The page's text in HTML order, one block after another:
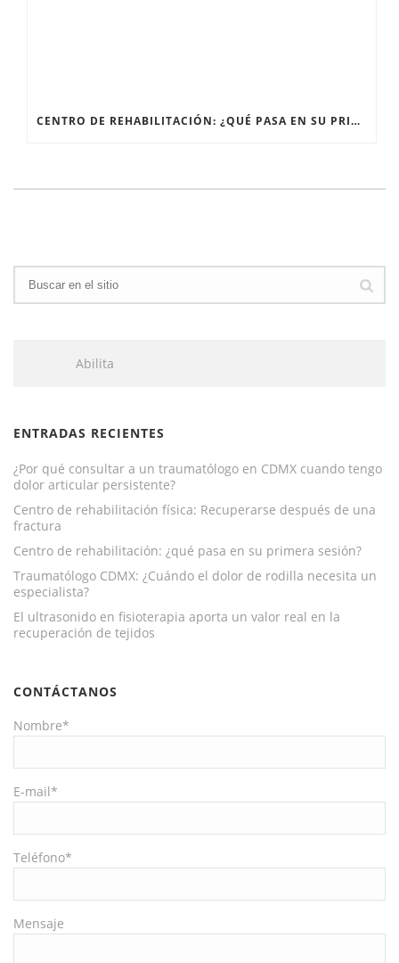
CENTRO DE REHABILITACIÓN: ¿QUÉ PASA EN SU PRIMERA SESIÓN?
Abilita
ENTRADAS RECIENTES
¿Por qué consultar a un traumatólogo en CDMX cuando tengo
dolor articular persistente?
Centro de rehabilitación física: Recuperarse después de una
fractura
Centro de rehabilitación: ¿qué pasa en su primera sesión?
Traumatólogo CDMX: ¿Cuándo el dolor de rodilla necesita un
especialista?
El ultrasonido en fisioterapia aporta un valor real en la
recuperación de tejidos
CONTÁCTANOS
Nombre*
E-mail*
Teléfono*
Mensaje